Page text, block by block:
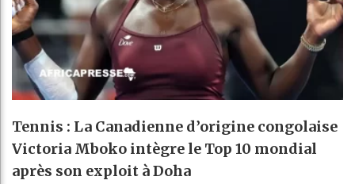
Tennis : La Canadienne d’origine congolaise
Victoria Mboko intègre le Top 10 mondial
après son exploit à Doha